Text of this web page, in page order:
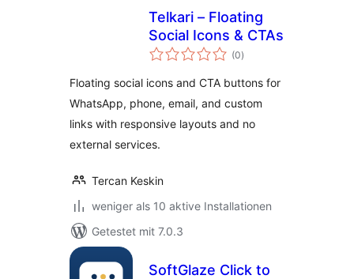
Telkari – Floating
Social Icons & CTAs
(0Bewertungen
insgesamt
)
Floating social icons and CTA buttons for
WhatsApp, phone, email, and custom
links with responsive layouts and no
external services.
Tercan Keskin
weniger als 10 aktive Installationen
Getestet mit 7.0.3
SoftGlaze Click to